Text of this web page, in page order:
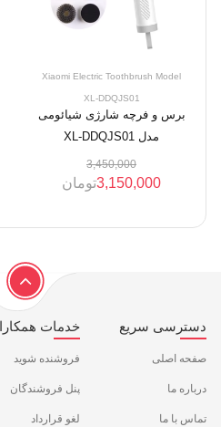
Xiaomi Electric Toothbrush Model
XL-DDQJS01
برس و فرچه شارژی شیائومی
مدل XL-DDQJS01
3,450,000
3,150,000تومان
دسترسی سریع
صفحه اصلی
درباره ما
تماس با ما
خدمات
فروشنده شوید
پنل فروشندگان
لغو قرارداد